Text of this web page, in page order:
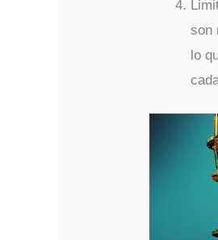
son
lo